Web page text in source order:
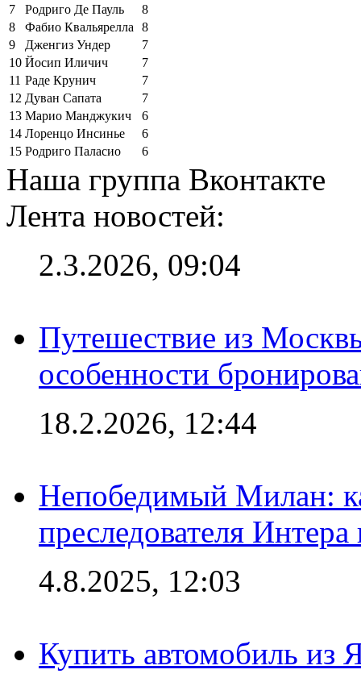
7
Родриго Де Пауль
8
8
Фабио Квальярелла
8
9
Дженгиз Ундер
7
10 Йосип Иличич
7
11 Раде Крунич
7
12 Дуван Сапата
7
13 Марио Манджукич
6
14 Лоренцо Инсинье
6
15 Родриго Паласио 6
Наша группа Вконтакте
Лента новостей:
2.3.2026, 09:04
Путешествие из
особенности
18.2.2026, 12:44
Непобедимый Милан:
преследователя
4.8.2025, 12:03
Купить автомобиль из